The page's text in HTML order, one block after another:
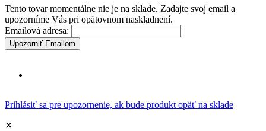
Tento tovar momentálne nie je na sklade. Zadajte svoj email a
upozorníme Vás pri opätovnom naskladnení.
Emailová adresa:
Upozorniť Emailom
Prihlásiť sa pre upozornenie, ak bude produkt opäť na sklade
✕